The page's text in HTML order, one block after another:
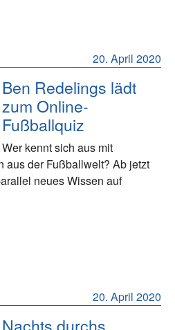
20. April 2020
Ben Redelings lädt
zum Online-
Fußballquiz
Wer kennt sich aus mit
aus der Fußballwelt? Ab jetzt
neues Wissen auf
20. April 2020
Nachts durchs